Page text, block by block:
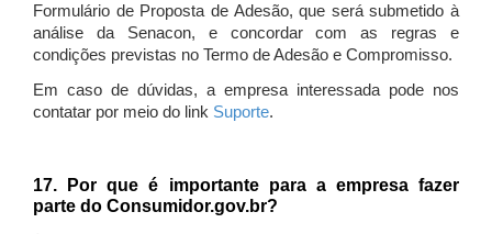
Formulário de Proposta de Adesão, que será submetido à
análise da Senacon, e concordar com as regras e
condições previstas no Termo de Adesão e Compromisso.
Em caso de dúvidas, a empresa interessada pode nos
contatar por meio do link Suporte.
17. Por que é importante para a empresa fazer
parte do Consumidor.gov.br?